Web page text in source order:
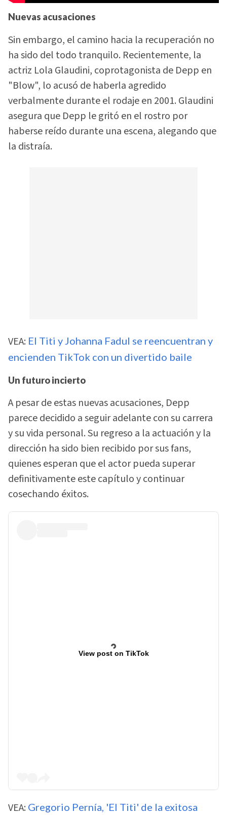
Nuevas acusaciones
Sin embargo, el camino hacia la recuperación no
ha sido del todo tranquilo. Recientemente, la
actriz Lola Glaudini, coprotagonista de Depp en
"Blow", lo acusó de haberla agredido
verbalmente durante el rodaje en 2001. Glaudini
asegura que Depp le gritó en el rostro por
haberse reído durante una escena, alegando que
la distraía.
VEA: El Titi y Johanna Fadul se reencuentran y
encienden TikTok con un divertido baile
Un futuro incierto
A pesar de estas nuevas acusaciones, Depp
parece decidido a seguir adelante con su carrera
y su vida personal. Su regreso a la actuación y la
dirección ha sido bien recibido por sus fans,
quienes esperan que el actor pueda superar
definitivamente este capítulo y continuar
cosechando éxitos.
View post on TikTok
VEA: Gregorio Pernía, 'El Titi' de la exitosa